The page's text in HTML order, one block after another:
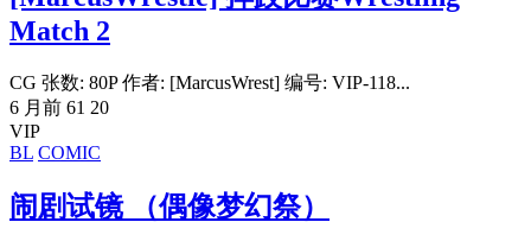
Match 2
CG 张数: 80P 作者: [MarcusWrest] 编号: VIP-118...
6 月前 61 20
VIP
BL COMIC
闹剧试镜 （偶像梦幻祭）